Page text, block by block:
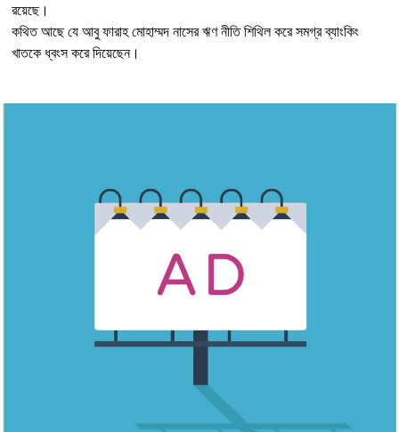
রয়েছে।
কথিত আছে যে আবু ফারাহ মোহাম্মদ নাসের ঋণ নীতি শিথিল করে সমগ্র ব্যাংকিং
খাতকে ধ্বংস করে দিয়েছেন।